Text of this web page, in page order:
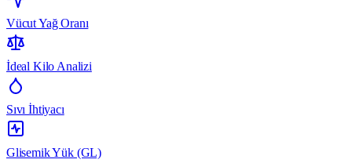
Vücut Yağ Oranı
İdeal Kilo Analizi
Sıvı İhtiyacı
Glisemik Yük (GL)